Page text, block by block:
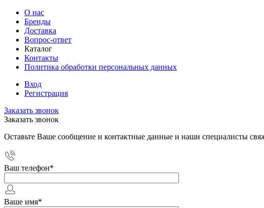
О нас
Бренды
Доставка
Вопрос-ответ
Каталог
Контакты
Политика обработки персональных данных
Вход
Регистрация
Заказать звонок
Заказать звонок
Оставьте Ваше сообщение и контактные данные и наши специалисты
Ваш телефон*
Ваше имя*